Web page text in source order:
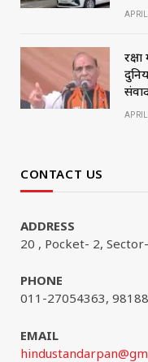
CONTACT US
ADDRESS
20 , Pocket- 2,
PHONE
011-27054363,
EMAIL